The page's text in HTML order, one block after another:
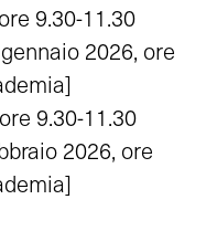
9.30-11.30
2026, ore
9.30-11.30
2026, ore